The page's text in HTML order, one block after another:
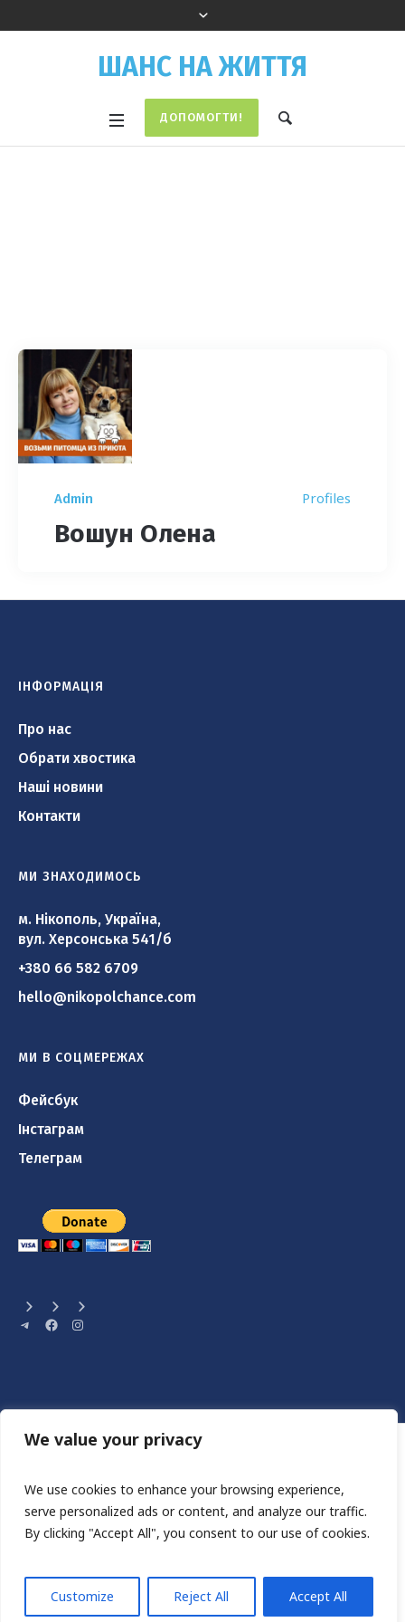
We value your privacy
We use cookies to enhance your browsing experience,
serve personalized ads or content, and analyze our traffic.
By clicking "Accept All", you consent to our use of cookies.
Customize Reject All Accept All
ШАНС НА ЖИТТЯ
ДОПОМОГТИ!
Admin Profiles
Вошун Олена
ІНФОРМАЦІЯ
Про нас
Обрати хвостика
Наші новини
Контакти
МИ ЗНАХОДИМОСЬ
м. Нікополь, Україна,
вул. Херсонська 541/б
+380 66 582 6709
hello@nikopolchance.com
МИ В СОЦМЕРЕЖАХ
Фейсбук
Інстаграм
Телеграм
Telegram Facebook Instagram
Сайт розроблен HA STUDIO